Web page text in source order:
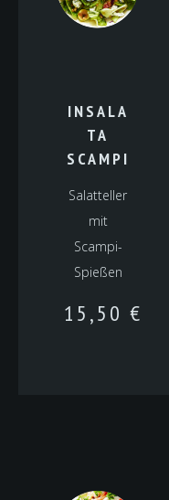
INSALA
TA
SCAMPI
Salatteller
mit
Scampi-
Spießen
15,50 €